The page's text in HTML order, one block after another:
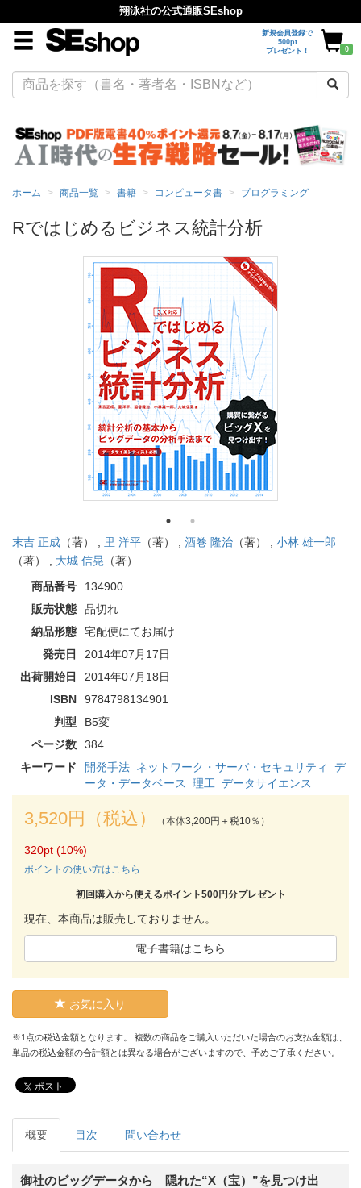
翔泳社の公式通販SEshop
新規会員登録で
500pt
プレゼント！
0
ホーム 商品一覧 書籍 コンピュータ書 プログラミング
Rではじめるビジネス統計分析
末吉 正成 （著） , 里 洋平 （著） , 酒巻 隆治 （著） , 小林 雄一郎
（著） , 大城 信晃 （著）
商品番号
134900
販売状態
品切れ
納品形態
宅配便にてお届け
発売日
2014年07月17日
出荷開始日
2014年07月18日
ISBN
9784798134901
判型
B5変
ページ数
384
キーワード
開発手法 ネットワーク・サーバ・セキュリティ
デ
ータ・データベース
理工 データサイエンス
3,520円（税込） （本体3,200円＋税10％）
320pt (10%)
ポイントの使い方はこちら
初回購入から使えるポイント500円分プレゼント
現在、本商品は販売しておりません。
電子書籍はこちら
お気に入り
※1点の税込金額となります。 複数の商品をご購入いただいた場合のお支払金額は、
単品の税込金額の合計額とは異なる場合がございますので、予めご了承ください。
ポスト
概要 目次 問い合わせ
御社のビッグデータから 隠れた“X（宝）”を見つけ出